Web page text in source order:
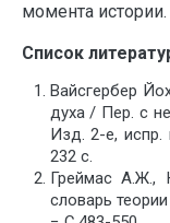
момента истории.
Список
Вайсгербер
духа / Пер. с
Изд. 2-е,
232 с.
Греймас А.Ж.,
словарь